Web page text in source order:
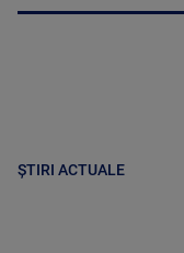
ȘTIRI ACTUALE